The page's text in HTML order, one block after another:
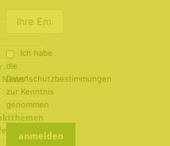
2022
Ich habe
die
Datenschutzbestimmungen
zur Kenntnis
genommen